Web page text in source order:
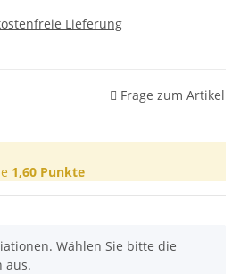
Lieferung
Frage zum Artikel
1,60 Punkte
Wählen Sie bitte die
aus.